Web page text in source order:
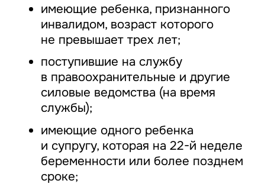
имеющие ребенка, признанного
инвалидом, возраст которого
не превышает трех лет;
поступившие на службу
в правоохранительные и другие
силовые ведомства (на время
службы);
имеющие одного ребенка
и супругу, которая на 22-й неделе
беременности или более позднем
сроке;